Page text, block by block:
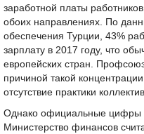
заработной платы
обоих направлениях. По
обеспечения Турции, 43%
зарплату в 2017 году, что
европейских стран.
причиной такой
отсутствие практики
Однако официальные цифры
Министерство финансов